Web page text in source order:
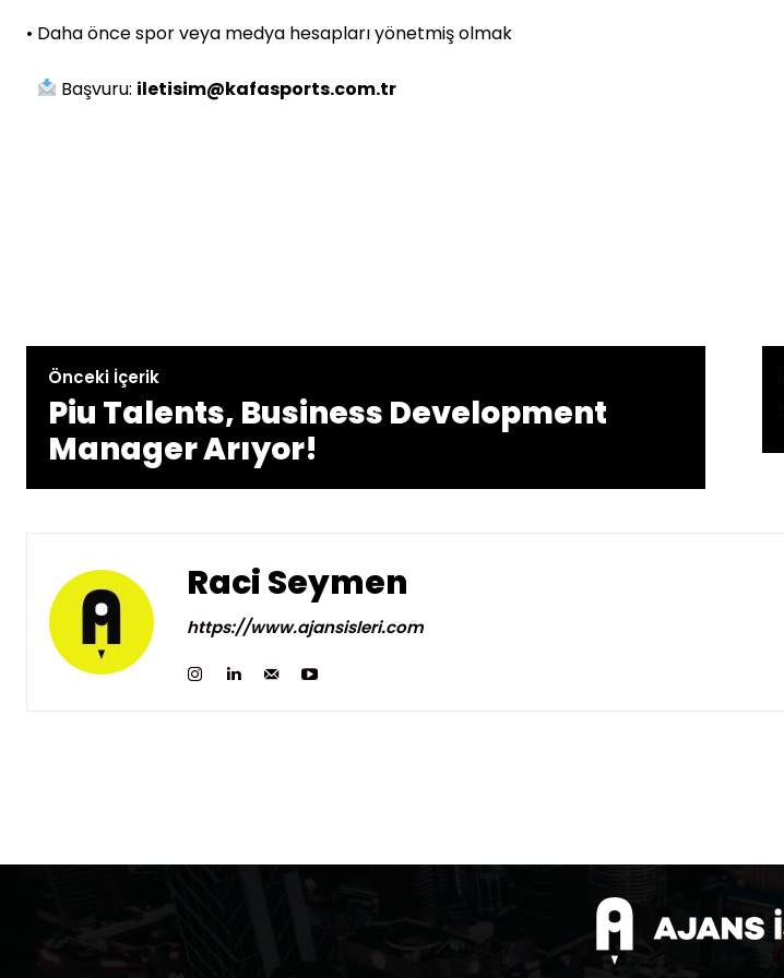
• Daha önce spor veya medya hesapları yönetmiş olmak
Başvuru: iletisim@kafasports.com.tr
Önceki İçerik
Piu Talents, Business Development
Manager Arıyor!
Raci Seymen
https://www.ajansisleri.com